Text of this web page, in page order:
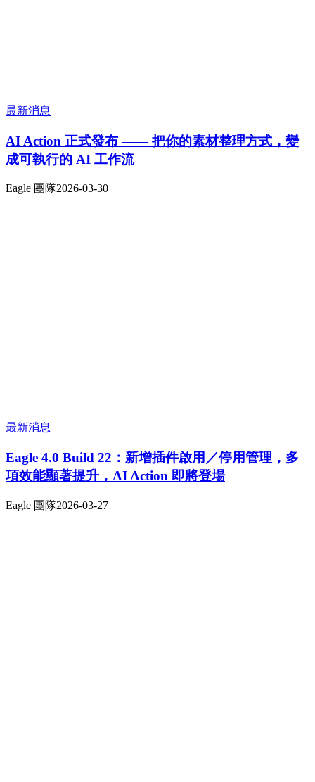
最新消息
AI Action 正式發布 —— 把你的素材整理方式，變
成可執行的 AI 工作流
Eagle 團隊2026-03-30
最新消息
Eagle 4.0 Build 22：新增插件啟用／停用管理，多
項效能顯著提升，AI Action 即將登場
Eagle 團隊2026-03-27